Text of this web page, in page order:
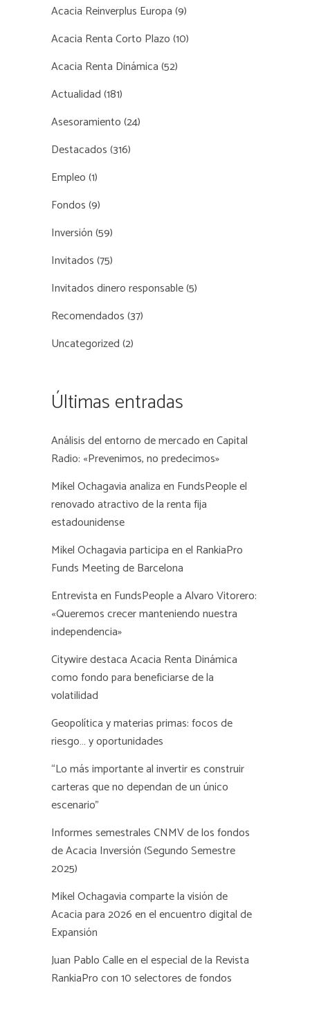
Acacia Reinverplus Europa(9)
Acacia Renta Corto Plazo(10)
Acacia Renta Dinámica(52)
Actualidad(181)
Asesoramiento(24)
Destacados(316)
Empleo(1)
Fondos(9)
Inversión(59)
Invitados(75)
Invitados dinero responsable(5)
Recomendados(37)
Uncategorized(2)
Últimas entradas
Análisis del entorno de mercado en Capital
Radio: «Prevenimos, no predecimos»
Mikel Ochagavia analiza en FundsPeople el
renovado atractivo de la renta fija
estadounidense
Mikel Ochagavia participa en el RankiaPro
Funds Meeting de Barcelona
Entrevista en FundsPeople a Alvaro Vitorero:
«Queremos crecer manteniendo nuestra
independencia»
Citywire destaca Acacia Renta Dinámica
como fondo para beneficiarse de la
volatilidad
Geopolítica y materias primas: focos de
riesgo… y oportunidades
“Lo más importante al invertir es construir
carteras que no dependan de un único
escenario”
Informes semestrales CNMV de los fondos
de Acacia Inversión (Segundo Semestre
2025)
Mikel Ochagavia comparte la visión de
Acacia para 2026 en el encuentro digital de
Expansión
Juan Pablo Calle en el especial de la Revista
RankiaPro con 10 selectores de fondos